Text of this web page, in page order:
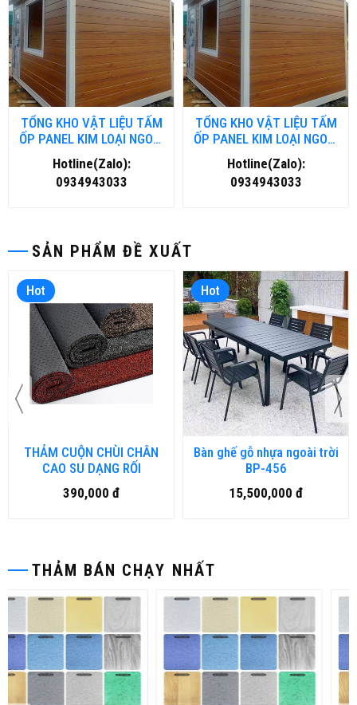
SẢN PHẨM ĐỀ XUẤT
Hot
THẢM CUỘN CHÙI CHÂN
CAO SU DẠNG RỐI
390,000 đ
Hot
Bàn ghế gỗ nhựa ngoài trời
BP-456
15,500,000 đ
THẢM BÁN CHẠY NHẤT
TỔNG KHO VẬT LIỆU TẤM
ỐP PANEL KIM LOẠI NGOÀI
TRỜI TẠI ĐÀ NĂNG
Hotline(Zalo):
0934943033
TỔNG KHO VẬT LIỆU TẤM
ỐP PANEL KIM LOẠI NGOÀI
TRỜI TẠI HỒ CHÍ MINH
Hotline(Zalo):
0934943033